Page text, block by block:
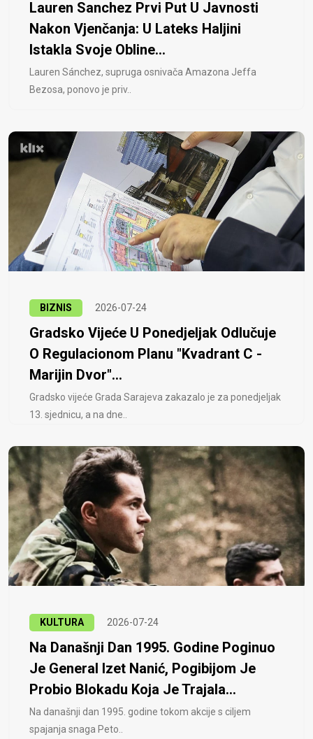
Lauren Sanchez Prvi Put U Javnosti
Nakon Vjenčanja: U Lateks Haljini
Istakla Svoje Obline...
Lauren Sánchez, supruga osnivača Amazona Jeffa
Bezosa, ponovo je priv..
BIZNIS 2026-07-24
Gradsko Vijeće U Ponedjeljak Odlučuje
O Regulacionom Planu "Kvadrant C -
Marijin Dvor"...
Gradsko vijeće Grada Sarajeva zakazalo je za ponedjeljak
13. sjednicu, a na dne..
KULTURA 2026-07-24
Na Današnji Dan 1995. Godine Poginuo
Je General Izet Nanić, Pogibijom Je
Probio Blokadu Koja Je Trajala...
Na današnji dan 1995. godine tokom akcije s ciljem
spajanja snaga Peto..